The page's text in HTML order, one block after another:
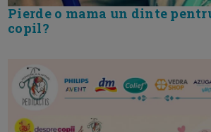
Pierde o mama un dinte
copil?